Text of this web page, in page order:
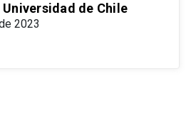
de Chile
2023